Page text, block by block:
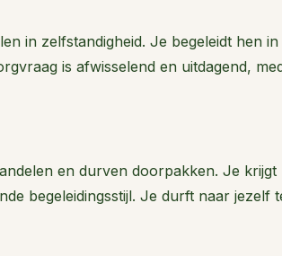
in zelfstandigheid. Je begeleidt hen in
is afwisselend en uitdagend,
en durven doorpakken. Je krijgt
begeleidingsstijl. Je durft naar jezelf